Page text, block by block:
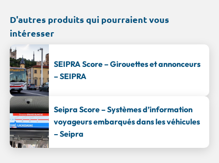
D'autres produits qui pourraient vous
intéresser
SEIPRA Score – Girouettes et annonceurs
– SEIPRA
Seipra Score – Systèmes d’information
voyageurs embarqués dans les véhicules
– Seipra